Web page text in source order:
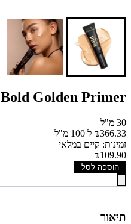
Bold Golden Primer פריימר זוהר
30 מ"ל
₪366.33 ל 100 מ"ל
זמינות: קיים במלאי
₪109.90
הוספה לסל
תיאור